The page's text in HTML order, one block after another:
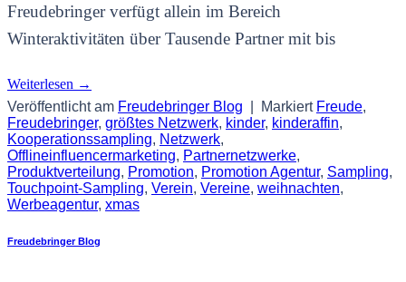
Freudebringer verfügt allein im Bereich
Winteraktivitäten über Tausende Partner mit bis
Weiterlesen →
Veröffentlicht am Freudebringer Blog Markiert Freude,
Freudebringer, größtes Netzwerk, kinder, kinderaffin,
Kooperationssampling, Netzwerk,
Offlineinfluencermarketing, Partnernetzwerke,
Produktverteilung, Promotion, Promotion Agentur, Sampling,
Touchpoint-Sampling, Verein, Vereine, weihnachten,
Werbeagentur, xmas
Freudebringer Blog